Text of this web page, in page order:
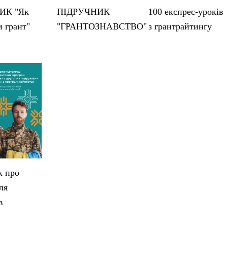
"Як
грант"
ПІДРУЧНИК
"ГРАНТОЗНАВСТВО"
100 експрес-уроків
з грантрайтингу
про